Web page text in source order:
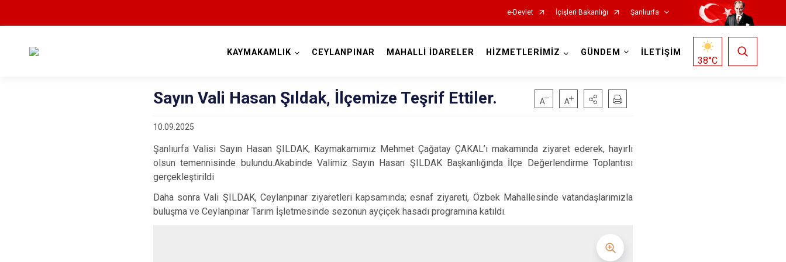
e-Devlet İçişleri Bakanlığı Şanlıurfa
Birecik
Suruç
Haliliye
KAYMAKAMLIK CEYLANPINAR MAHALLİ İDARELER HİZMETLERİMİZ GÜNDEM İLETİŞİM
38°C
Sayın Vali Hasan Şıldak, İlçemize Teşrif Ettiler.
10.09.2025
Şanlıurfa Valisi Sayın Hasan ŞILDAK, Kaymakamımız Mehmet Çağatay ÇAKAL’ı makamında ziyaret ederek, hayırlı
olsun temennisinde bulundu.Akabinde Valimiz Sayın Hasan ŞILDAK Başkanlığında İlçe Değerlendirme Toplantısı
gerçekleştirildi
Daha sonra Vali ŞILDAK, Ceylanpınar ziyaretleri kapsamında; esnaf ziyareti, Özbek Mahallesinde vatandaşlarımızla
buluşma ve Ceylanpınar Tarım İşletmesinde sezonun ayçiçek hasadı programına katıldı.